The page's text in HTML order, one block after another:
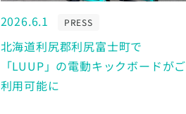
2026.6.1 PRESS
北海道利尻郡利尻富士町で
「LUUP」の電動キックボードがご
利用可能に